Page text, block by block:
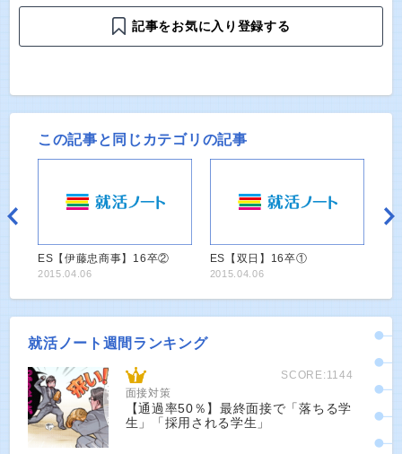
記事をお気に入り登録する
この記事と同じカテゴリの記事
ES【伊藤忠商事】16卒②
2015.04.06
ES【双日】16卒①
2015.04.06
就活ノート週間ランキング
SCORE:1144
面接対策
【通過率50％】最終面接で「落ちる学
生」「採用される学生」